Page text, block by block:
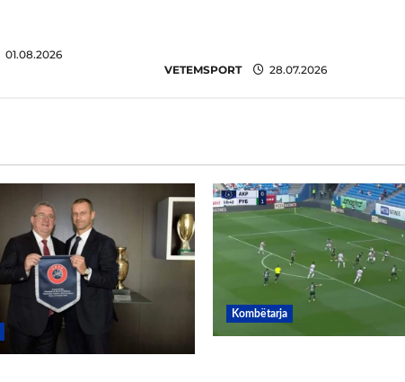
01.08.2026
VETEMSPORT 28.07.2026
Kombëtarja